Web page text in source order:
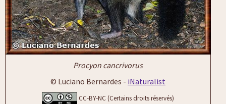
Procyon cancrivorus
© Luciano Bernardes - iNaturalist
CC-BY-NC (Certains droits réservés)